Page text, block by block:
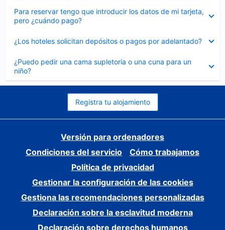
Para reservar tengo que introducir los datos de mi tarjeta,
pero ¿cuándo pago?
cerrado
¿Los hoteles solicitan depósitos o pagos por adelantado?
cerrado
¿Puedo pedir una cama supletoria o una cuna para un
niño?
cerrado
Registra tu alojamiento
Versión para ordenadores
Condiciones del servicio
Cómo trabajamos
Política de privacidad
Gestionar la configuración de las cookies
Gestiona las recomendaciones personalizadas
Declaración sobre la esclavitud moderna
Declaración sobre derechos humanos